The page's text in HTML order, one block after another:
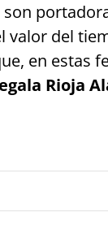
valor del
en estas
Rioja